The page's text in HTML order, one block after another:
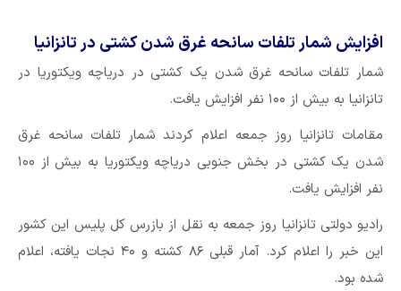
افزایش شمار تلفات سانحه غرق شدن کشتی در تانزانیا
شمار تلفات سانحه غرق شدن یک کشتی در دریاچه ویکتوریا در
تانزانیا به بیش از ۱۰۰ نفر افزایش یافت.
مقامات تانزانیا روز جمعه اعلام کردند شمار تلفات سانحه غرق
شدن یک کشتی در بخش جنوبی دریاچه ویکتوریا به بیش از ۱۰۰
نفر افزایش یافت.
رادیو دولتی تانزانیا روز جمعه به نقل از بازرس کل پلیس این کشور
این خبر را اعلام کرد. آمار قبلی ۸۶ کشته و ۴۰ نجات یافته، اعلام
شده بود.